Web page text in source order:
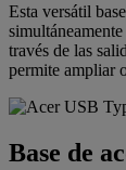
Esta versátil
través de las
permite ampliar
Base de